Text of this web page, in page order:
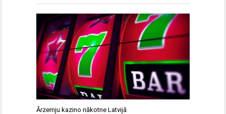
Ārzemju kazino nākotne Latvijā